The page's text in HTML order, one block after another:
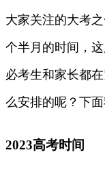
大家关注的大考
个半月的时间，
必考生和家长都
么安排的呢？下
2023高考时间